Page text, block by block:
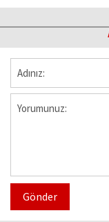
Gönder